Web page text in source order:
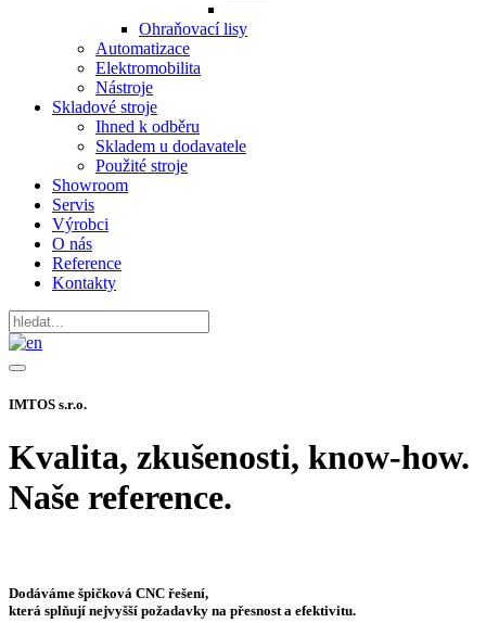
Ohraňovací lisy
Automatizace
Elektromobilita
Nástroje
Skladové stroje
Ihned k odběru
Skladem u dodavatele
Použité stroje
Showroom
Servis
Výrobci
O nás
Reference
Kontakty
IMTOS s.r.o.
Kvalita, zkušenosti, know-how.
Naše reference.
Dodáváme špičková CNC řešení,
která splňují nejvyšší požadavky na přesnost a efektivitu.